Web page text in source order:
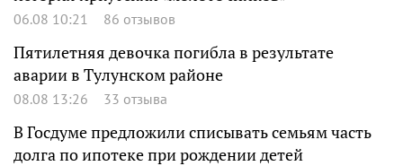
06.08 10:21 86 отзывов
Пятилетняя девочка погибла в результате
аварии в Тулунском районе
08.08 13:26 33 отзыва
В Госдуме предложили списывать семьям часть
долга по ипотеке при рождении детей